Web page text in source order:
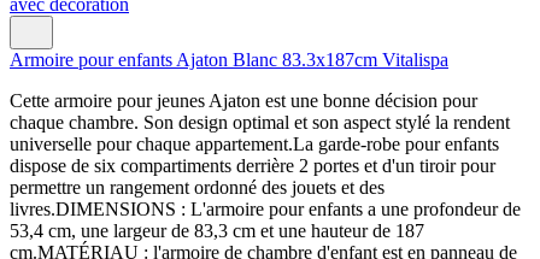
Armoire pour enfants Ajaton Blanc 83.3x187cm Vitalispa
Cette armoire pour jeunes Ajaton est une bonne décision pour
chaque chambre. Son design optimal et son aspect stylé la rendent
universelle pour chaque appartement.La garde-robe pour enfants
dispose de six compartiments derrière 2 portes et d'un tiroir pour
permettre un rangement ordonné des jouets et des
livres.DIMENSIONS : L'armoire pour enfants a une profondeur de
53,4 cm, une largeur de 83,3 cm et une hauteur de 187
cm.MATÉRIAU : l'armoire de chambre d'enfant est en panneau de